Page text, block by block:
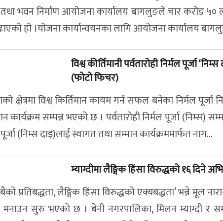
भवन निर्माण आयोजना कार्यालय बागलुङले चार करोड ५०
हो ।योजना कार्यान्वयनका लागि आयोजना कार्यालय
विश्व कीर्तिमानी पर्वतारोही निर्मल पूर्जा
(फोटो फिचर)
क्षेत्रमा विश्व किर्तिमान कायम गर्न सफल बनेका निर्मल पूर्जा
कार्यक्रम सम्पन्न भएको छ । पर्वतारोही निर्मल पूर्जा (निम्स)
पूर्जा (निम्स दाइ)लाई स्वागत तथा सम्मान कार्यक्रममार्फत नाग...
म्याग्दीमा लैङ्गिक हिंसा विरुद्धको १६ दिने
प्रतिबद्धता, लैङ्गिक हिंसा विरुद्धको एक्यबद्धता’ भन्ने मूल
मनाउन सुरु भएको छ । बेनी नगरपालिका, मिलन म्याग्दी र